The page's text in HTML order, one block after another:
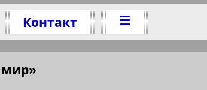
Контакт ☰
мир»
№ 4, 2008 г.